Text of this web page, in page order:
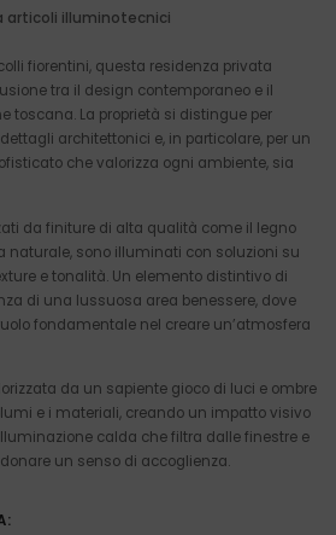
articoli illuminotecnici
fiorentini, questa residenza privata
tra il design contemporaneo e il
toscana. La proprietà si distingue per
architettonici e, in particolare, per un
che valorizza ogni ambiente, sia
da finiture di alta qualità come il legno
naturale, sono illuminati con soluzioni su
e tonalità. Un elemento distintivo di
di una lussuosa area benessere, dove
fondamentale nel creare un’atmosfera
da un sapiente gioco di luci e ombre
e i materiali, creando un impatto visivo
calda che filtra dalle finestre e
un senso di accoglienza.